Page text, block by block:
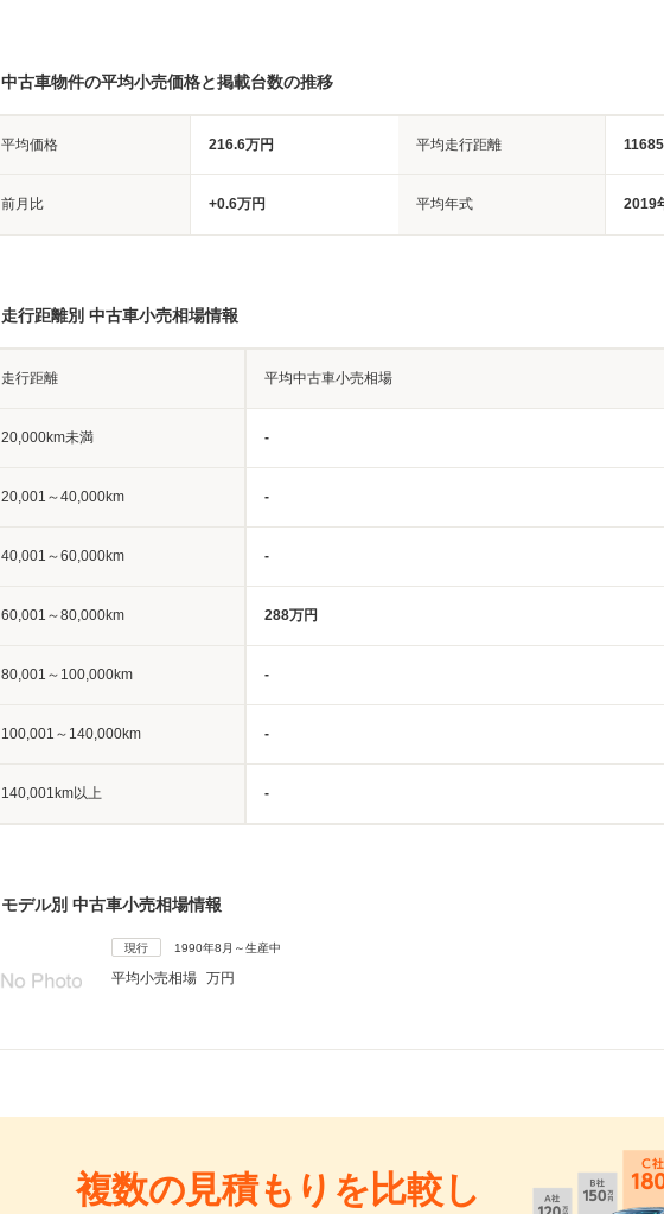
中古車物件の平均小売価格と掲載台数の推移
平均価格 216.6万円 平均走行距離
前月比 +0.6万円 平均年式 2019
走行距離別 中古車小売相場情報
走行距離 平均中古車小売相場
20,000km未満 -
20,001～40,000km -
40,001～60,000km -
60,001～80,000km 288万円
80,001～100,000km -
100,001～140,000km -
140,001km以上 -
モデル別 中古車小売相場情報
現行 1990年8月～生産中
平均小売相場 万円
複数の見積もりを比較し